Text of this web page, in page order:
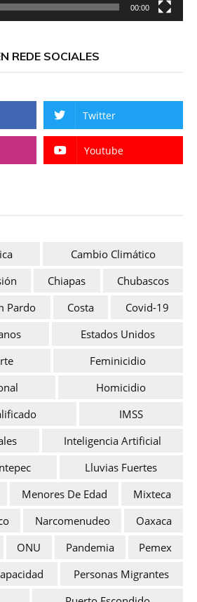
00:00
REDE SOCIALES
Twitter
Youtube
Cambio Climático
Chiapas
Chubascos
Pardo
Costa
Covid-19
Estados Unidos
Feminicidio
Homicidio
IMSS
Inteligencia Artificial
Lluvias Fuertes
Menores De Edad
Mixteca
Narcomenudeo
Oaxaca
ONU Pandemia
Pemex
Personas Migrantes